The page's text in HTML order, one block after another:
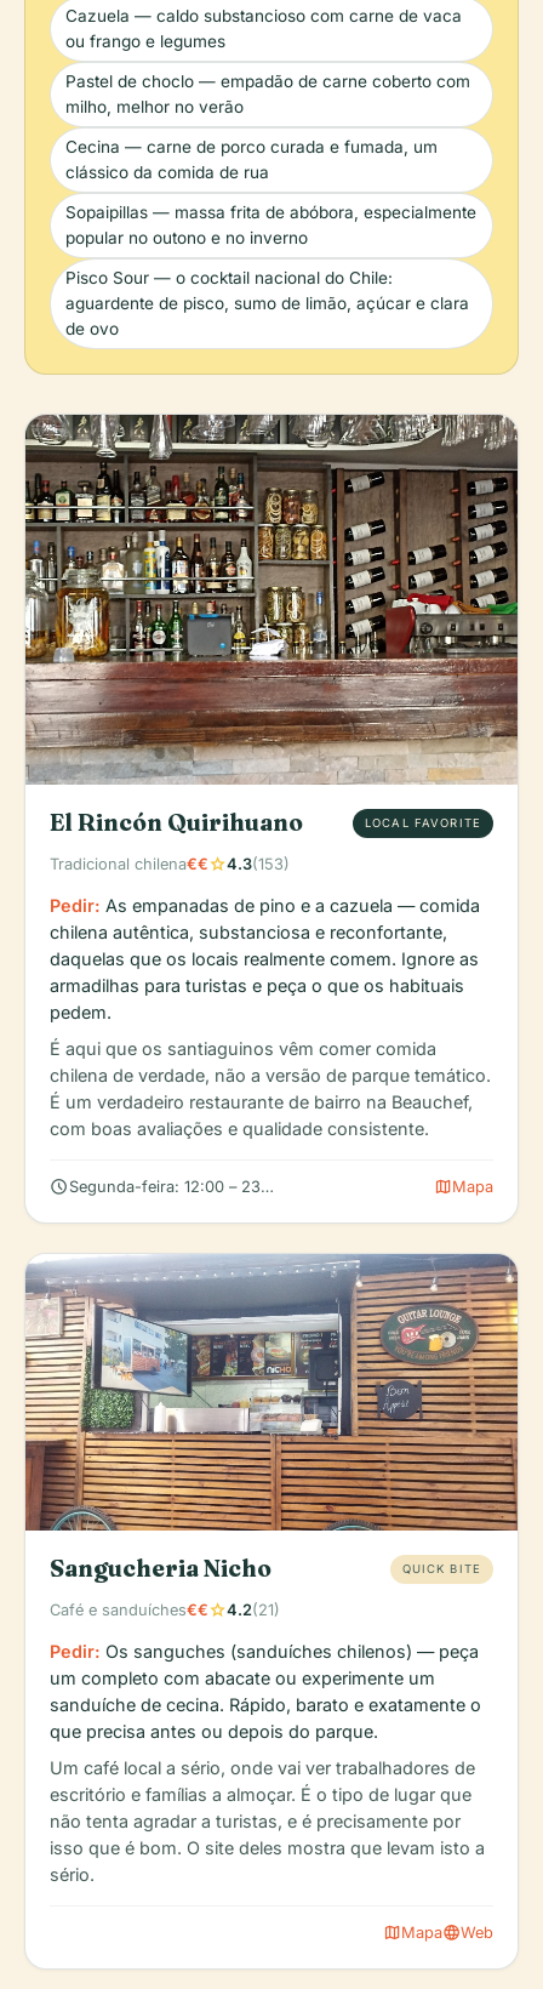
Cazuela — caldo substancioso com carne de vaca
ou frango e legumes
Pastel de choclo — empadão de carne coberto com
milho, melhor no verão
Cecina — carne de porco curada e fumada, um
clássico da comida de rua
Sopaipillas — massa frita de abóbora, especialmente
popular no outono e no inverno
Pisco Sour — o cocktail nacional do Chile:
aguardente de pisco, sumo de limão, açúcar e clara
de ovo
El Rincón Quirihuano LOCAL FAVORITE
Tradicional chilena€€star4.3(153)
Pedir: As empanadas de pino e a cazuela — comida
chilena autêntica, substanciosa e reconfortante,
daquelas que os locais realmente comem. Ignore as
armadilhas para turistas e peça o que os habituais
pedem.
É aqui que os santiaguinos vêm comer comida
chilena de verdade, não a versão de parque temático.
É um verdadeiro restaurante de bairro na Beauchef,
com boas avaliações e qualidade consistente.
schedule Segunda-feira: 12:00 – 23:00, Terça-feira: 12:00 – 18:00,
mapMapa
Sangucheria Nicho QUICK BITE
Café e sanduíches€€star4.2(21)
Pedir: Os sanguches (sanduíches chilenos) — peça
um completo com abacate ou experimente um
sanduíche de cecina. Rápido, barato e exatamente o
que precisa antes ou depois do parque.
Um café local a sério, onde vai ver trabalhadores de
escritório e famílias a almoçar. É o tipo de lugar que
não tenta agradar a turistas, e é precisamente por
isso que é bom. O site deles mostra que levam isto a
sério.
mapMapalanguageWeb